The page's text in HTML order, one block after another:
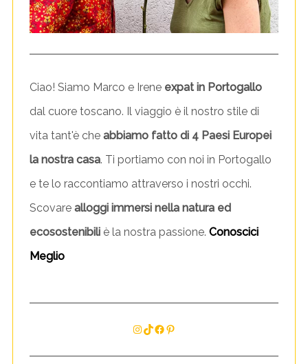
Ciao! Siamo Marco e Irene expat in Portogallo
dal cuore toscano. Il viaggio è il nostro stile di
vita tant'è che abbiamo fatto di 4 Paesi Europei
la nostra casa. Ti portiamo con noi in Portogallo
e te lo raccontiamo attraverso i nostri occhi.
Scovare alloggi immersi nella natura ed
ecosostenibiliè la nostra passione. Conoscici
Meglio
InstagramTikTok Facebook Pinterest